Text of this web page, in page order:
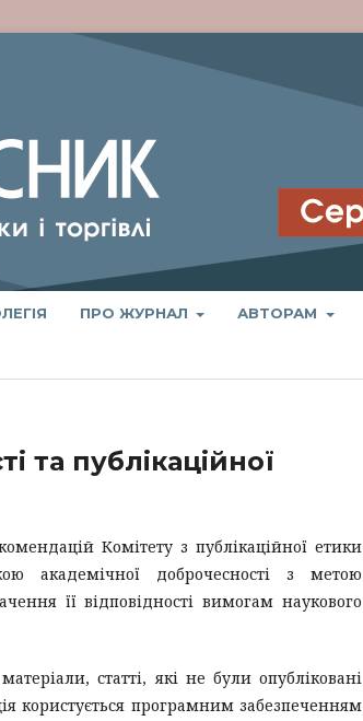
ПРО ЖУРНАЛ АВТОРАМ
та публікаційної
Комітету з публікаційної етики
академічної доброчесності з метою
її відповідності вимогам наукового
статті, які не були опубліковані
користується програмним забезпеченням